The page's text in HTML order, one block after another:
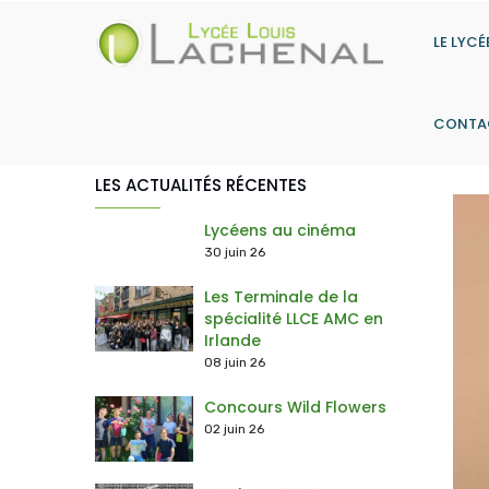
LE
LES ACTUALITÉS RÉCENTES
Lycéens au cinéma
30 juin 26
Les Terminale de la
spécialité LLCE AMC en
Irlande
08 juin 26
Concours Wild Flowers
02 juin 26